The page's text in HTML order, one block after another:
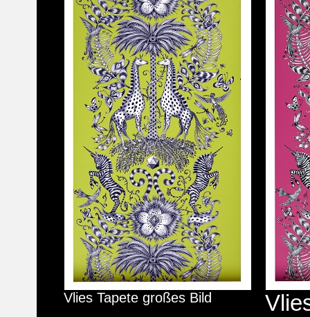
Vlies Tapete großes Bild